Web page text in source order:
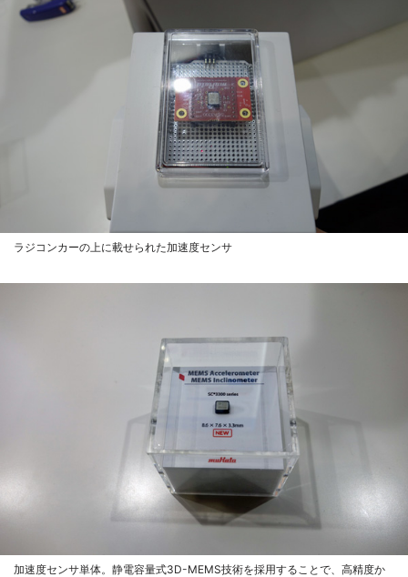
ラジコンカーの上に載せられた加速度センサ
加速度センサ単体。静電容量式3D-MEMS技術を採用することで、高精度か